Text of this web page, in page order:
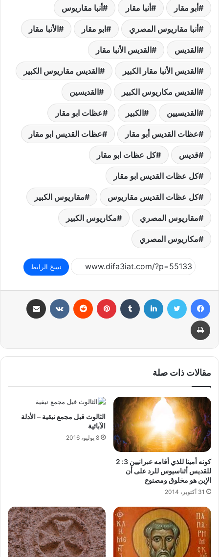
أبو مقار أنبا مقار أنبا مقاريوس
أنبا مقاريوس المصري ابو مقار الأنبا مقار
القديس القديس الأنبا مقار
القديس الأنبا مقار الكبير القديس مقاريوس الكبير
القديس مكاريوس الكبير القديسين
القديسيين الكبير عظات ابو مقار
عظات القديس أبو مقار عظات القديس ابو مقار
قديس كل عظات ابو مقار
كل عظات القديس ابو مقار
كل عظات القديس مقاريوس مقاريوس الكبير
مقاريوس المصري مكاريوس الكبير
مكاريوس المصري
نسخ الرابط
فيسبوك تويتر لينكدإن بينتيريست
طباعة
مقالات ذات صلة
كونه أمينا للذي أقامه عبرانيين 3: 2
للقديس أثناسيوس للرد على أن
الإبن هو مخلوق ومصنوع
31 أكتوبر، 2014
الثالوث قبل مجمع نيقية – الأدلة
الآبائية
8 يوليو، 2016